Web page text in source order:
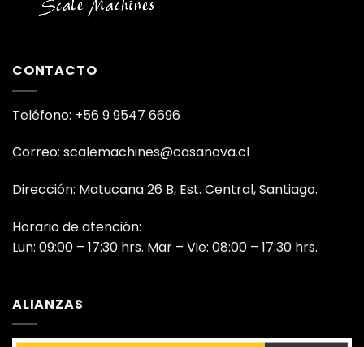
CONTACTO
Teléfono: +56 9 9547 6696
Correo: scalemachines@casanova.cl
Dirección: Matucana 26 B, Est. Central, Santiago.
Horario de atención:
Lun: 09:00 – 17:30 hrs. Mar – Vie: 08:00 – 17:30 hrs.
ALIANZAS